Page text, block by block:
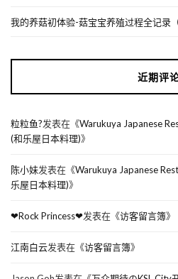
我的养菇初体验-菇宝宝养殖过程全记录
近期评
粒粒鱼?发表在《Warukuya Japanese
(和乐屋日本料理)》
陈小妹发表在《Warukuya Japanese
乐屋日本料理)》
❤Rock Princess❤发表在《访客留言簿》
江南白云发表在《访客留言簿》